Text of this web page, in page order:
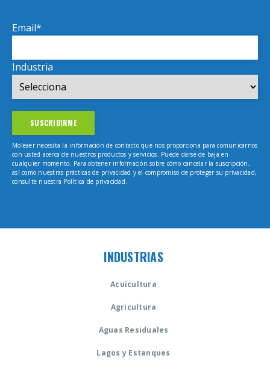
Email*
Industria
Moleaer necesita la información de contacto que nos proporciona para comunicarnos
con usted acerca de nuestros productos y servicios. Puede darse de baja en
cualquier momento. Para obtener información sobre cómo cancelar la suscripción,
así como nuestras prácticas de privacidad y el compromiso de proteger su privacidad,
consulte nuestra Política de privacidad.
INDUSTRIAS
Acuicultura
Agricultura
Aguas Residuales
Lagos y Estanques